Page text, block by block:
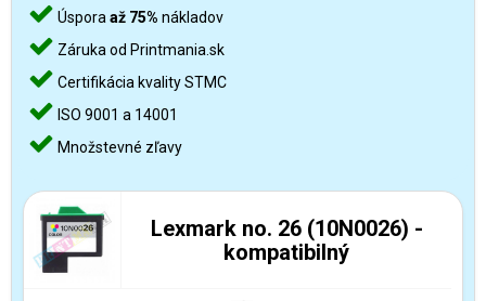
Úspora až 75% nákladov
Záruka od Printmania.sk
Certifikácia kvality STMC
ISO 9001 a 14001
Množstevné zľavy
Lexmark no. 26 (10N0026) -
kompatibilný